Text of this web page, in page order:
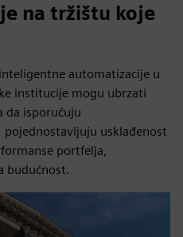
na tržištu koje
automatizacije u
institucije mogu ubrzati
da isporučuju
pojednostavljuju usklađenost
portfelja,
budućnost.